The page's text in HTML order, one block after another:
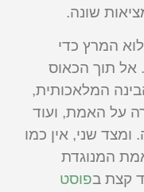
שונה.
המרץ כדי
תוך הכאוס
המלאכותית,
על האמת, ועוד
ומצד שני, אין כמו
המנוגדת
קצת בפוסט